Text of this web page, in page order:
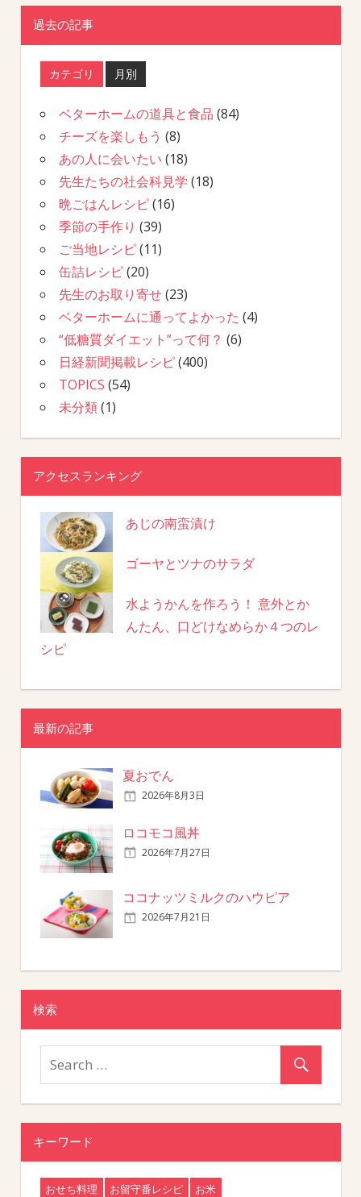
過去の記事
カテゴリ 月別
ベターホームの道具と食品 (84)
チーズを楽しもう (8)
あの人に会いたい (18)
先生たちの社会科見学 (18)
晩ごはんレシピ(16)
季節の手作り (39)
ご当地レシピ(11)
缶詰レシピ(20)
先生のお取り寄せ(23)
ベターホームに通ってよかった (4)
“低糖質ダイエット”って何？ (6)
日経新聞掲載レシピ(400)
TOPICS (54)
未分類(1)
アクセスランキング
あじの南蛮漬け
ゴーヤとツナのサラダ
水ようかんを作ろう！ 意外とか
んたん、口どけなめらか４つのレ
シピ
最新の記事
夏おでん
2026年8月3日
ロコモコ風丼
2026年7月27日
ココナッツミルクのハウピア
2026年7月21日
検索
キーワード
おせち料理 お留守番レシピ
お米